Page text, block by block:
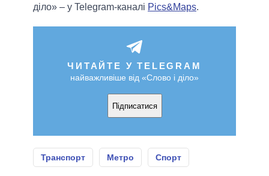
діло» – у Telegram-каналі Pics&Maps.
ЧИТАЙТЕ У TELEGRAM
найважливіше від «Слово і діло»
Підписатися
Транспорт Метро Спорт